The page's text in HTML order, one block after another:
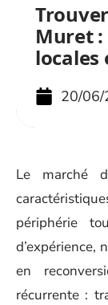
Muret
locales
20/
Le marché
périphérie
d’expérience,
en
récurrente :